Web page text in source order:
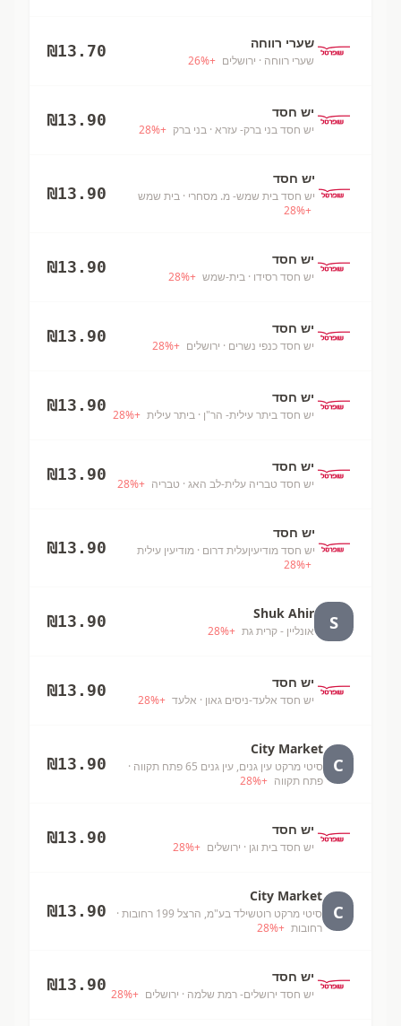
שערי רווחה
שערי רווחה · ירושלים +
26%
₪13.70
יש חסד
יש חסד בני ברק- עזרא · בני ברק +
28%
₪13.90
יש חסד
יש חסד בית שמש- מ. מסחרי · בית שמש
+
28%
₪13.90
יש חסד
יש חסד רסידו · בית-שמש +
28%
₪13.90
יש חסד
יש חסד כנפי נשרים · ירושלים +
28%
₪13.90
יש חסד
יש חסד ביתר עילית- הר"ן · ביתר עילית +
28%
₪13.90
יש חסד
יש חסד טבריה עלית-לב האג · טבריה +
28%
₪13.90
יש חסד
יש חסד מודיעיןעלית דרום · מודיעין עילית
+
28%
₪13.90
S
Shuk Ahir
אונליין - קרית גת +
28%
₪13.90
יש חסד
יש חסד אלעד-ניסים גאון · אלעד +
28%
₪13.90
C
City Market
סיטי מרקט עין גנים, עין גנים 65 פתח תקווה
·
פתח תקווה +
28%
₪13.90
יש חסד
יש חסד בית וגן · ירושלים +
28%
₪13.90
C
City Market
סיטי מרקט רוטשילד בע"מ, הרצל 199 רחובות
·
רחובות +
28%
₪13.90
יש חסד
יש חסד ירושלים- רמת שלמה · ירושלים +
28%
₪13.90